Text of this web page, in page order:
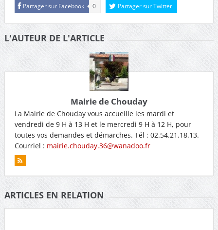
Partager sur Facebook 0 Partager sur Twitter
L'AUTEUR DE L'ARTICLE
Mairie de Chouday
La Mairie de Chouday vous accueille les mardi et
vendredi de 9 H à 13 H et le mercredi 9 H à 12 H, pour
toutes vos demandes et démarches. Tél : 02.54.21.18.13.
Courriel : mairie.chouday.36@wanadoo.fr
ARTICLES EN RELATION